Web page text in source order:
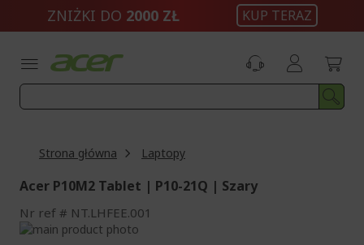
ZNIŻKI DO 2000 ZŁ KUP TERAZ
Strona główna Laptopy
Acer P10M2 Tablet | P10-21Q | Szary
Nr ref NT.LHFEE.001
Przejdź